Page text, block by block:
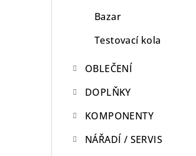
Bazar
Testovací kola
OBLEČENÍ
DOPLŇKY
KOMPONENTY
NÁŘADÍ / SERVIS